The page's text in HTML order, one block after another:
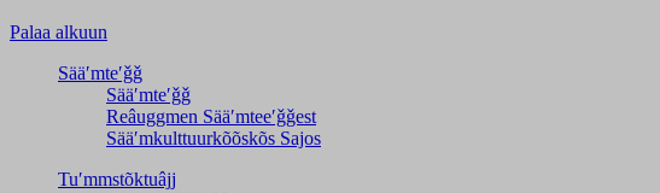
Palaa alkuun
Sääʹmteʹǧǧ
Sääʹmteʹǧǧ
Reâuggmen Sääʹmteeʹǧǧest
Sääʹmkulttuurkõõskõs Sajos
Tuʹmmstõktuâjj